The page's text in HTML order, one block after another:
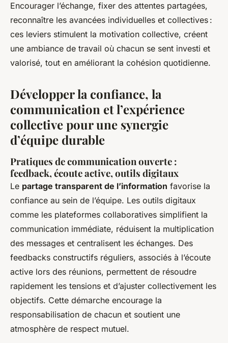
Encourager l’échange, fixer des attentes partagées,
reconnaître les avancées individuelles et collectives :
ces leviers stimulent la motivation collective, créent
une ambiance de travail où chacun se sent investi et
valorisé, tout en améliorant la cohésion quotidienne.
Développer la confiance, la
communication et l’expérience
collective pour une synergie
d’équipe durable
Pratiques de communication ouverte :
feedback, écoute active, outils digitaux
Le partage transparent de l’information favorise la
confiance au sein de l’équipe. Les outils digitaux
comme les plateformes collaboratives simplifient la
communication immédiate, réduisent la multiplication
des messages et centralisent les échanges. Des
feedbacks constructifs réguliers, associés à l’écoute
active lors des réunions, permettent de résoudre
rapidement les tensions et d’ajuster collectivement les
objectifs. Cette démarche encourage la
responsabilisation de chacun et soutient une
atmosphère de respect mutuel.